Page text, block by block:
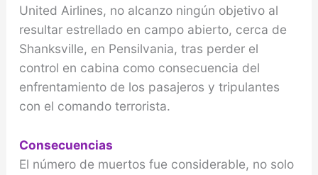
United Airlines, no alcanzo ningún objetivo al
resultar estrellado en campo abierto, cerca de
Shanksville, en Pensilvania, tras perder el
control en cabina como consecuencia del
enfrentamiento de los pasajeros y tripulantes
con el comando terrorista.
Consecuencias
El número de muertos fue considerable, no solo